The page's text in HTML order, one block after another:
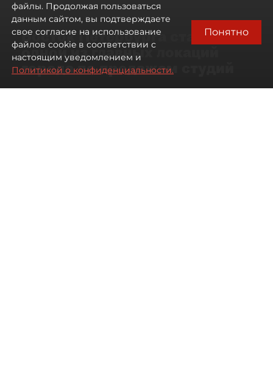
Восток Петербурга стал
одной из главных локаций
города по продажам студий
файлы. Продолжая пользоваться
данным сайтом, вы подтверждаете
свое согласие на использование
файлов cookie в соответствии с
настоящим уведомлением и
Политикой о конфиденциальности.
Понятно